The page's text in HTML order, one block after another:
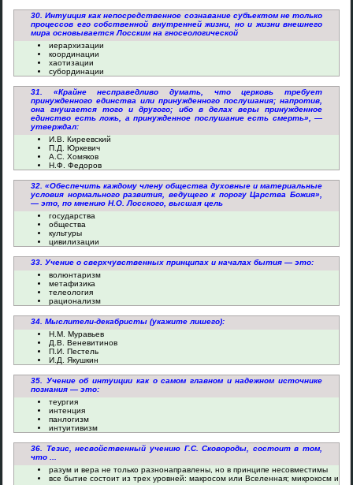
30. Интуиция как непосредственное сознавание субъектом не только
процессов его собственной внутренней жизни, но и жизни внешнего
мира основывается Лосским на гносеологической
иерархизации
координации
хаотизации
субординации
31. «Крайне несправедливо думать, что церковь требует
принужденного единства или принужденного послушания; напротив,
она гнушается того и другого; ибо в делах веры принужденное
единство есть ложь, а принужденное послушание есть смерть», —
утверждал:
И.В. Киреевский
П.Д. Юркевич
А.С. Хомяков
Н.Ф. Федоров
32. «Обеспечить каждому члену общества духовные и материальные
условия нормального развития, ведущего к порогу Царства Божия»,
— это, по мнению Н.О. Лосского, высшая цель
государства
общества
культуры
цивилизации
33. Учение о сверхчувственных принципах и началах бытия — это:
волюнтаризм
метафизика
телеология
рационализм
34. Мыслители-декабристы (укажите лишего):
Н.М. Муравьев
Д.В. Веневитинов
П.И. Пестель
И.Д. Якушкин
35. Учение об интуиции как о самом главном и надежном источнике
познания — это:
теургия
интенция
панлогизм
интуитивизм
36. Тезис, несвойственный учению Г.С. Сковороды, состоит в том,
что ...
разум и вера не только разнонаправлены, но в принципе несовместимы
все бытие состоит из трех уровней: макросом или Вселенная; микрокосм и